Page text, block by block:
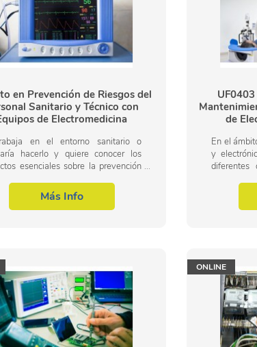
en Prevención de Riesgos del
Sanitario y Técnico con
de Electromedicina
en el entorno sanitario o
hacerlo y quiere conocer los
esenciales sobre la prevención
de electromedicina este es su...
Más Info
de
En el
y
diferentes
profesional
ONLINE